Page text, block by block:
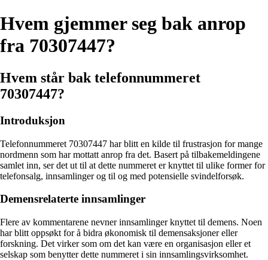
Hvem gjemmer seg bak anrop
fra 70307447?
Hvem står bak telefonnummeret
70307447?
Introduksjon
Telefonnummeret 70307447 har blitt en kilde til frustrasjon for mange
nordmenn som har mottatt anrop fra det. Basert på tilbakemeldingene
samlet inn, ser det ut til at dette nummeret er knyttet til ulike former for
telefonsalg, innsamlinger og til og med potensielle svindelforsøk.
Demensrelaterte innsamlinger
Flere av kommentarene nevner innsamlinger knyttet til demens. Noen
har blitt oppsøkt for å bidra økonomisk til demensaksjoner eller
forskning. Det virker som om det kan være en organisasjon eller et
selskap som benytter dette nummeret i sin innsamlingsvirksomhet.